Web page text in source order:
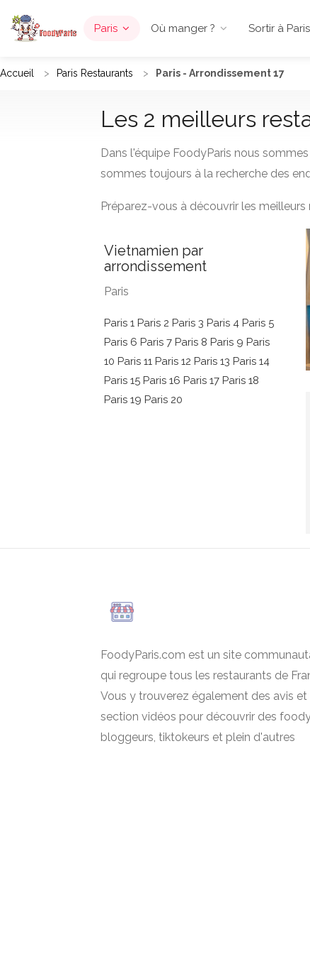
Paris Où manger ? Sortir à Paris
Accueil Paris Restaurants Paris - Arrondissement 17
Les 2 meilleurs
Dans l'équipe FoodyParis nous
sommes toujours à la recherche des
Préparez-vous à découvrir les meilleurs
Vietnamien par
arrondissement
Paris
Paris 1 Paris 2 Paris 3 Paris 4 Paris 5
Paris 6 Paris 7 Paris 8 Paris 9 Paris
10 Paris 11 Paris 12 Paris 13 Paris 14
Paris 15 Paris 16 Paris 17 Paris 18
Paris 19 Paris 20
FoodyParis.com est un site
qui regroupe tous les restaurants de
Vous y trouverez également des avis et
section vidéos pour découvrir des
bloggeurs, tiktokeurs et plein d'autres